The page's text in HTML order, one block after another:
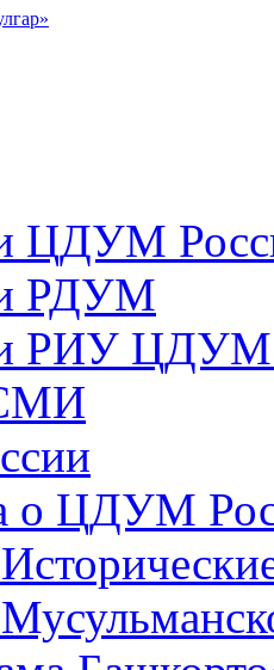
ЦДУМ
РДУМ
РИУ ЦДУМ
о ЦДУМ